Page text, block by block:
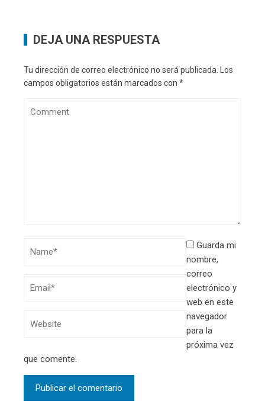
DEJA UNA RESPUESTA
Tu dirección de correo electrónico no será publicada.
Los
campos obligatorios están marcados con *
Guarda mi
nombre,
correo
electrónico y
web en este
navegador
para la
próxima vez
que comente.